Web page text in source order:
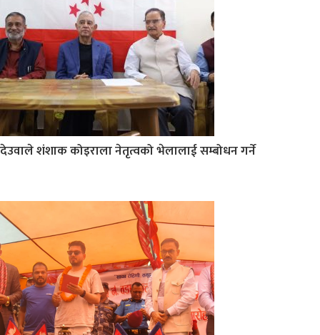
देउवाले शंशाक कोइराला नेतृत्वको भेलालाई सम्बोधन गर्ने